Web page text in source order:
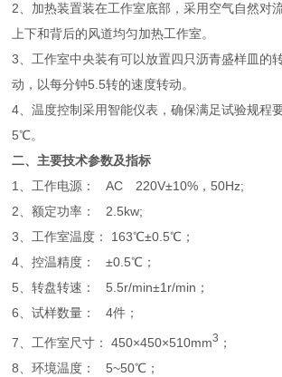
2、加热装置装在工作室底部，采用空气自然对
上下和背后的风道均匀加热工作室。
3、工作室中央装有可以放置四只沥青盛样皿的
动，以每分钟5.5转的速度转动。
4、温度控制采用智能仪表，确保满足试验规程
5℃。
二、主要技术参数及指标
1、工作电源： AC 220V±10%，50Hz;
2、额定功率： 2.5kw;
3、工作室温度： 163℃±0.5℃；
4、控温精度： ±0.5℃；
5、转盘转速： 5.5r/min±1r/min；
6、试样数量： 4件；
7、工作室尺寸： 450×450×510mm3 ；
8、环境温度： 5~50℃；